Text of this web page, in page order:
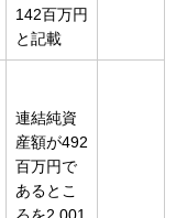
142百万円
と記載
連結純資
産額が492
百万円で
あるとこ